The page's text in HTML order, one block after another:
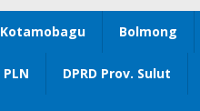
Kotamobagu Bolmong
PLN DPRD Prov. Sulut